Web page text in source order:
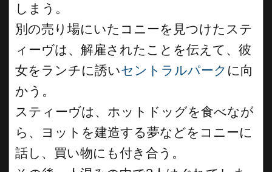
しまう。
別の売り場にいたコニーを見つけたステ
ィーヴは、解雇されたことを伝えて、彼
女をランチに誘いセントラルパーク に向
かう。
スティーヴは、ホットドッグを食べなが
ら、ヨットを建造する夢などをコニーに
話し、買い物にも付き合う。